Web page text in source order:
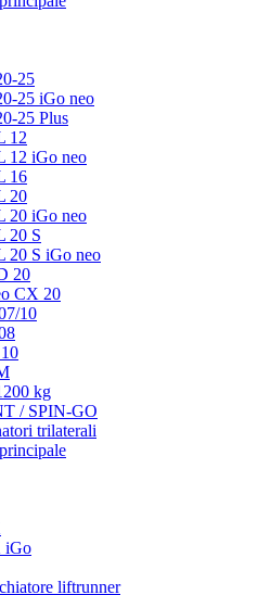
25
25 iGo neo
25 Plus
12
12 iGo neo
16
20
20 iGo neo
20 S
20 S iGo neo
20
CX 20
10
kg
/ SPIN-GO
trilaterali
iGo
liftrunner